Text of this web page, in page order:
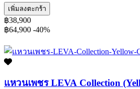
เพิ่มลงตะกร้า
฿38,900
฿64,900 -40%
แหวนเพชร LEVA Collection